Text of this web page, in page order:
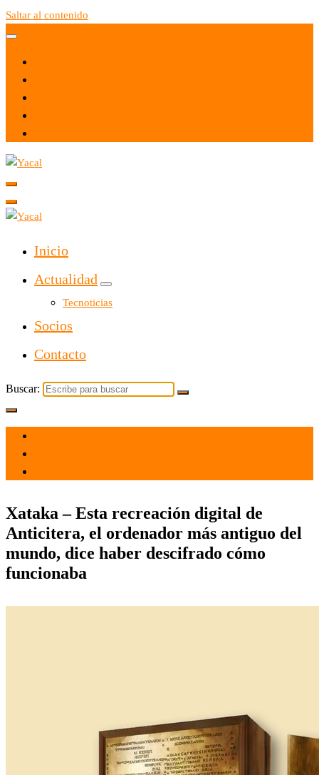
Saltar al contenido
Yacal micro hosting
Inicio
Actualidad
Tecnoticias
Socios
Contacto
Buscar:
Xataka – Esta recreación digital de
Anticitera, el ordenador más antiguo del
mundo, dice haber descifrado cómo
funcionaba